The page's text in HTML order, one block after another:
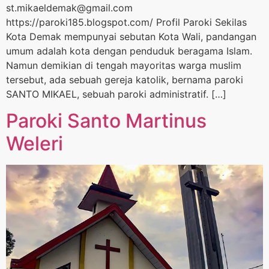
st.mikaeldemak@gmail.com
https://paroki185.blogspot.com/ Profil Paroki Sekilas
Kota Demak mempunyai sebutan Kota Wali, pandangan
umum adalah kota dengan penduduk beragama Islam.
Namun demikian di tengah mayoritas warga muslim
tersebut, ada sebuah gereja katolik, bernama paroki
SANTO MIKAEL, sebuah paroki administratif. […]
Paroki Santo Martinus
Weleri